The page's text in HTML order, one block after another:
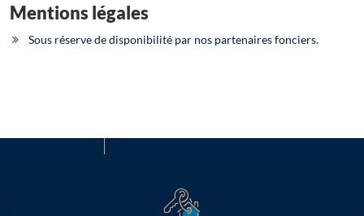
Mentions légales
Sous réserve de disponibilité par nos partenaires fonciers.